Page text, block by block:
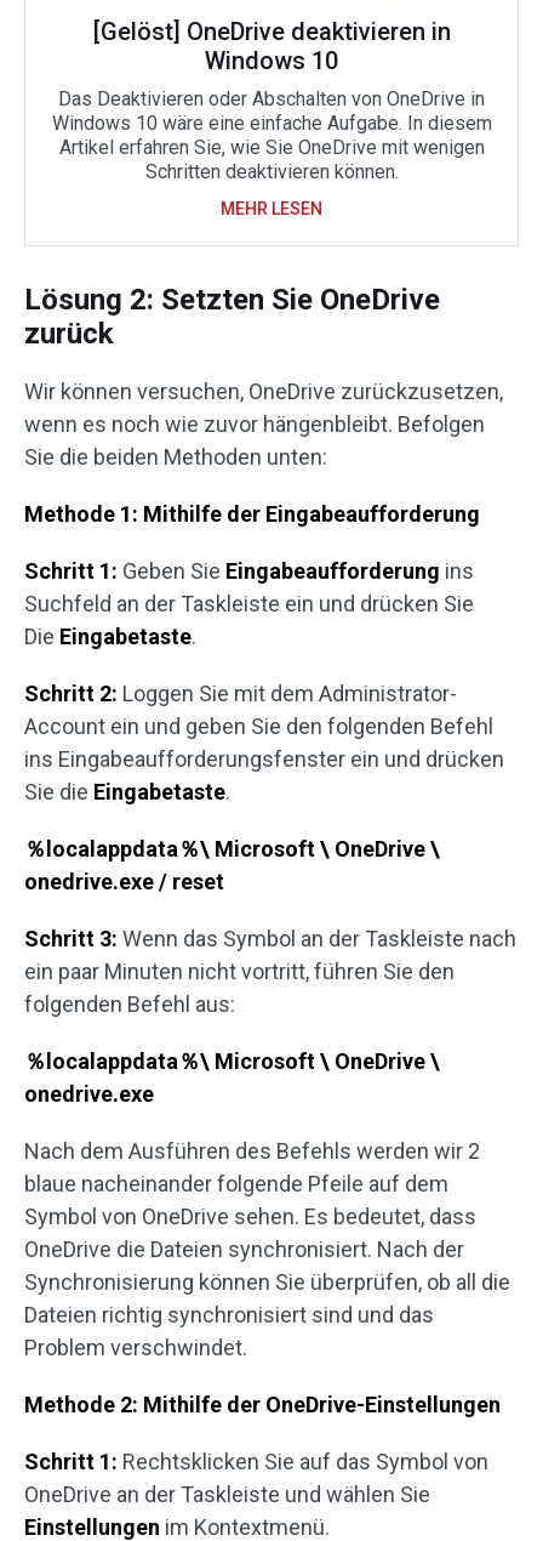
[Gelöst] OneDrive deaktivieren in
Windows 10
Das Deaktivieren oder Abschalten von OneDrive in
Windows 10 wäre eine einfache Aufgabe. In diesem
Artikel erfahren Sie, wie Sie OneDrive mit wenigen
Schritten deaktivieren können.
MEHR LESEN
Lösung 2: Setzten Sie OneDrive
zurück
Wir können versuchen, OneDrive zurückzusetzen,
wenn es noch wie zuvor hängenbleibt. Befolgen
Sie die beiden Methoden unten:
Methode 1: Mithilfe der Eingabeaufforderung
Schritt 1: Geben Sie Eingabeaufforderung ins
Suchfeld an der Taskleiste ein und drücken Sie
Die Eingabetaste.
Schritt 2: Loggen Sie mit dem Administrator-
Account ein und geben Sie den folgenden Befehl
ins Eingabeaufforderungsfenster ein und drücken
Sie die Eingabetaste.
％ localappdata％\ Microsoft \ OneDrive \
onedrive.exe / reset
Schritt 3: Wenn das Symbol an der Taskleiste nach
ein paar Minuten nicht vortritt, führen Sie den
folgenden Befehl aus:
％ localappdata％\ Microsoft \ OneDrive \
onedrive.exe
Nach dem Ausführen des Befehls werden wir 2
blaue nacheinander folgende Pfeile auf dem
Symbol von OneDrive sehen. Es bedeutet, dass
OneDrive die Dateien synchronisiert. Nach der
Synchronisierung können Sie überprüfen, ob all die
Dateien richtig synchronisiert sind und das
Problem verschwindet.
Methode 2: Mithilfe der OneDrive-Einstellungen
Schritt 1: Rechtsklicken Sie auf das Symbol von
OneDrive an der Taskleiste und wählen Sie
Einstellungen im Kontextmenü.